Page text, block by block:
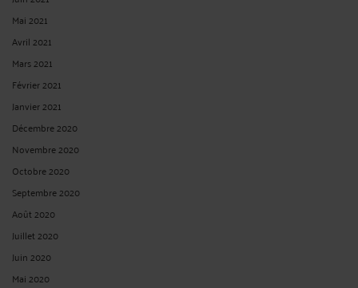
Mai 2021
Avril 2021
Mars 2021
Février 2021
Janvier 2021
Décembre 2020
Novembre 2020
Octobre 2020
Septembre 2020
Août 2020
Juillet 2020
Juin 2020
Mai 2020